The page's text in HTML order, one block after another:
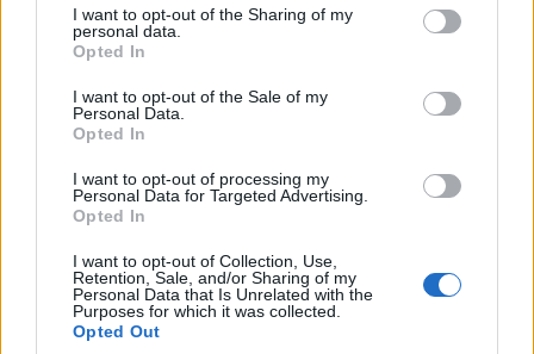
not limited to your visit or usage behaviour. You may click to
grant or deny consent to Google and its third-party tags to
use your data for below specified purposes in below Google
consent section.
I want to opt-out of the Sharing of my
personal data.
Opted In
I want to opt-out of the Sale of my
Personal Data.
Opted In
I want to opt-out of processing my
Personal Data for Targeted Advertising.
Opted In
I want to opt-out of Collection, Use,
Retention, Sale, and/or Sharing of my
Personal Data that Is Unrelated with the
Purposes for which it was collected.
Opted Out
meglepően egyszerűen kezelhető lenne.
Afrika legnagyobb gazdasága, Nigéria, a
kontinens legnépesebb országa is egyben, 230
millió lakossal. A népességnövekedés ijesztő
ütemű, és egyelőre nem látszik, mikor fog
lassulni, ráadásul az ország területe nem túl
nagy ekkora népességhez: pontosan